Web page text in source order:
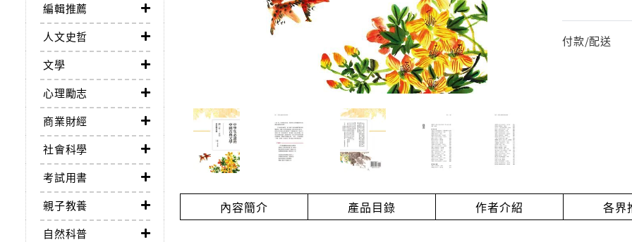
編輯推薦
人文史哲
文學
心理勵志
商業財經
社會科學
考試用書
親子教養
自然科普
付款/配送
內容簡介 產品目錄 作者介紹 各界